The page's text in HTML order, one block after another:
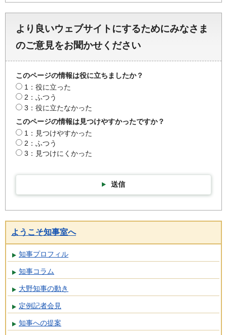
より良いウェブサイトにするためにみなさま
のご意見をお聞かせください
このページの情報は役に立ちましたか？
1：役に立った
2：ふつう
3：役に立たなかった
このページの情報は見つけやすかったですか？
1：見つけやすかった
2：ふつう
3：見つけにくかった
送信
ようこそ知事室へ
知事プロフィル
知事コラム
大野知事の動き
定例記者会見
知事への提案